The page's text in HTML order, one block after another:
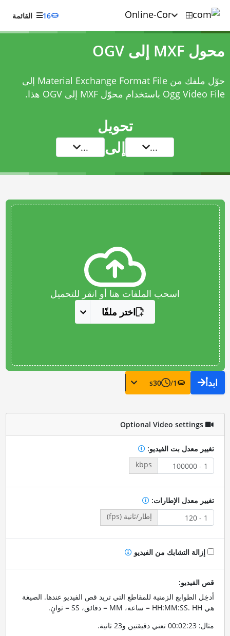
16 القائمة
محول MXF إلى OGV
حوّل ملفك من Material Exchange Format File إلى
Ogg Video File باستخدام
محوّل MXF إلى OGV هذا.
تحويل
... إلى ...
اسحب الملفات هنا أو انقر للتحميل
اختر ملفًا
ابدأ 1
/
30
s
Optional Video settings
تغيير معدل بت الفيديو:
kbps
تغيير معدل الإطارات:
إطار/ثانية (fps)
إزالة التشابك من الفيديو
قص الفيديو:
أدخِل الطوابع الزمنية للمقاطع التي تريد قص الفيديو عندها. الصيغة
هي HH:MM:SS. HH = ساعة، MM = دقائق، SS = ثوانٍ.
مثال: 00:02:23 تعني دقيقتين و23 ثانية.